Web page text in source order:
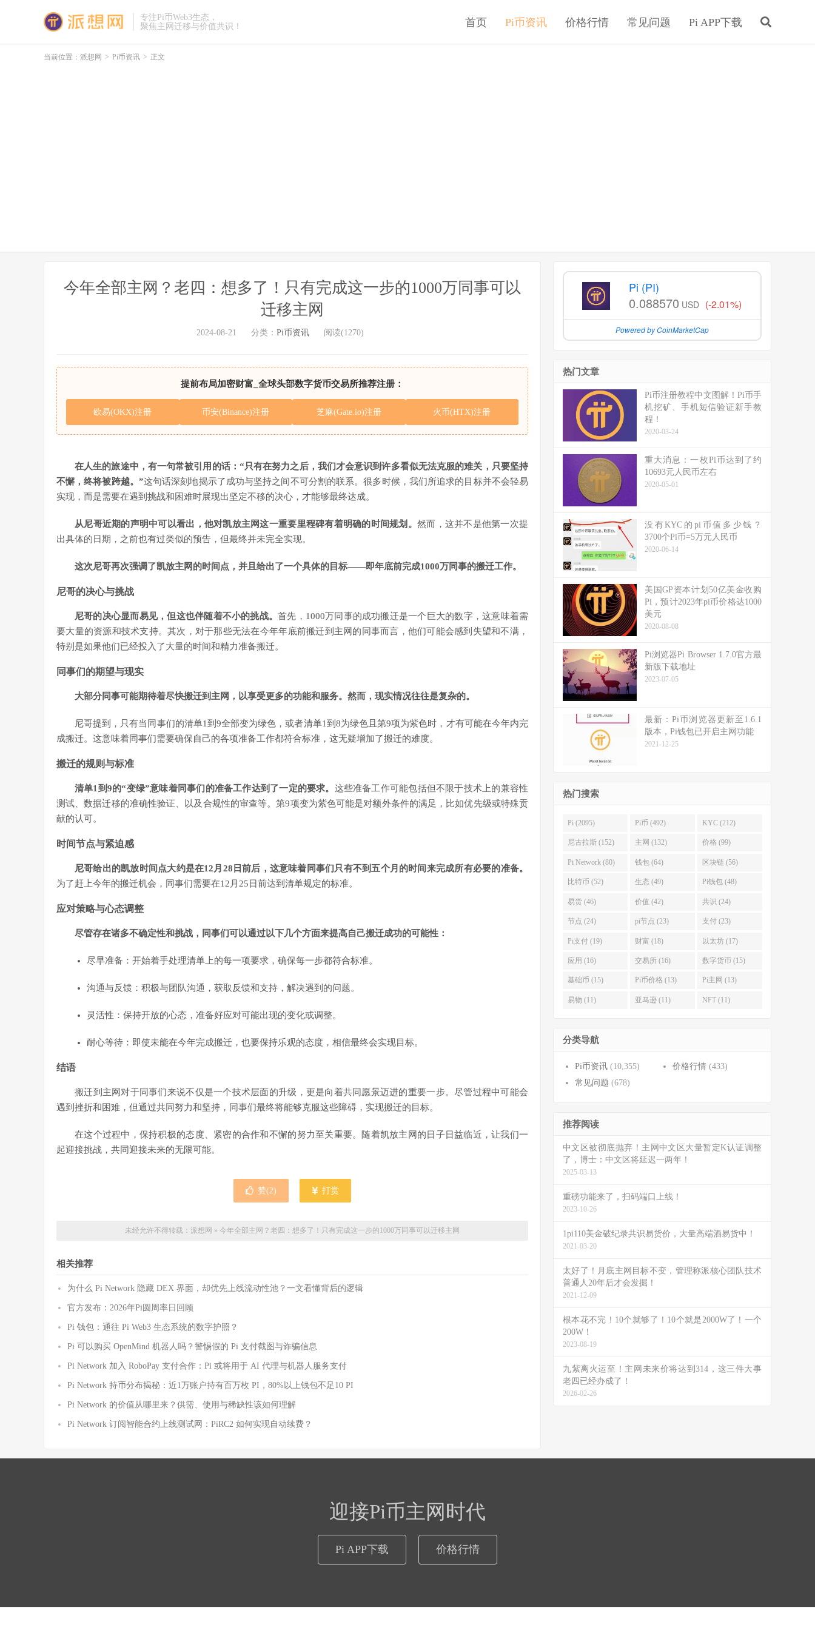
专注Pi币Web3生态，
聚焦主网迁移与价值共识！
首页 Pi币资讯 价格行情 常见问题 Pi APP下载
当前位置： 派想网 > Pi币资讯 > 正文
今年全部主网？老四：想多了！只有完成这一步的1000万同事可以
迁移主网
2024-08-21 分类： Pi币资讯 阅读(1270)
提前布局加密财富_全球头部数字货币交易所推荐注册：
欧易(OKX)注册 币安(Binance)注册 芝麻(Gate.io)注册 火币(HTX)注册
在人生的旅途中，有一句常被引用的话：“只有在努力之后，我们才会意识到许多看似无法克服的难关，只要坚持
不懈，终将被跨越。”这句话深刻地揭示了成功与坚持之间不可分割的联系。很多时候，我们所追求的目标并不会轻易
实现，而是需要在遇到挑战和困难时展现出坚定不移的决心，才能够最终达成。
从尼哥近期的声明中可以看出，他对凯放主网这一重要里程碑有着明确的时间规划。然而，这并不是他第一次提
出具体的日期，之前也有过类似的预告，但最终并未完全实现。
这次尼哥再次强调了凯放主网的时间点，并且给出了一个具体的目标——即年底前完成1000万同事的搬迁工作。
尼哥的决心与挑战
尼哥的决心显而易见，但这也伴随着不小的挑战。首先，1000万同事的成功搬迁是一个巨大的数字，这意味着需
要大量的资源和技术支持。其次，对于那些无法在今年年底前搬迁到主网的同事而言，他们可能会感到失望和不满，
特别是如果他们已经投入了大量的时间和精力准备搬迁。
同事们的期望与现实
大部分同事可能期待着尽快搬迁到主网，以享受更多的功能和服务。然而，现实情况往往是复杂的。
尼哥提到，只有当同事们的清单1到9全部变为绿色，或者清单1到8为绿色且第9项为紫色时，才有可能在今年内完
成搬迁。这意味着同事们需要确保自己的各项准备工作都符合标准，这无疑增加了搬迁的难度。
搬迁的规则与标准
清单1到9的“变绿”意味着同事们的准备工作达到了一定的要求。 这些准备工作可能包括但不限于技术上的兼容性
测试、数据迁移的准确性验证、以及合规性的审查等。第9项变为紫色可能是对额外条件的满足，比如优先级或特殊贡
献的认可。
时间节点与紧迫感
尼哥给出的凯放时间点大约是在12月28日前后，这意味着同事们只有不到五个月的时间来完成所有必要的准备。
为了赶上今年的搬迁机会，同事们需要在12月25日前达到清单规定的标准。
应对策略与心态调整
尽管存在诸多不确定性和挑战，同事们可以通过以下几个方面来提高自己搬迁成功的可能性：
尽早准备：开始着手处理清单上的每一项要求，确保每一步都符合标准。
沟通与反馈：积极与团队沟通，获取反馈和支持，解决遇到的问题。
灵活性：保持开放的心态，准备好应对可能出现的变化或调整。
耐心等待：即使未能在今年完成搬迁，也要保持乐观的态度，相信最终会实现目标。
结语
搬迁到主网对于同事们来说不仅是一个技术层面的升级，更是向着共同愿景迈进的重要一步。尽管过程中可能会
遇到挫折和困难，但通过共同努力和坚持，同事们最终将能够克服这些障碍，实现搬迁的目标。
在这个过程中，保持积极的态度、紧密的合作和不懈的努力至关重要。随着凯放主网的日子日益临近，让我们一
起迎接挑战，共同迎接未来的无限可能。
赞(2) 打赏
未经允许不得转载： 派想网 » 今年全部主网？老四：想多了！只有完成这一步的1000万同事可以迁移主网
相关推荐
为什么 Pi Network 隐藏 DEX 界面，却优先上线流动性池？一文看懂背后的逻辑
官方发布：2026年Pi圆周率日回顾
Pi 钱包：通往 Pi Web3 生态系统的数字护照？
Pi 可以购买 OpenMind 机器人吗？警惕假的 Pi 支付截图与诈骗信息
Pi Network 加入 RoboPay 支付合作：Pi 或将用于 AI 代理与机器人服务支付
Pi Network 持币分布揭秘：近1万账户持有百万枚 PI，80%以上钱包不足10 PI
Pi Network 的价值从哪里来？供需、使用与稀缺性该如何理解
Pi Network 订阅智能合约上线测试网：PiRC2 如何实现自动续费？
Pi (PI)
0.088570 USD (-2.01%)
Powered by CoinMarketCap
热门文章
Pi币注册教程中文图解！Pi币手
机挖矿、手机短信验证新手教
程！
2020-03-24
重大消息：一枚Pi币达到了约
10693元人民币左右
2020-05-01
没有KYC的pi币值多少钱？
3700个Pi币=5万元人民币
2020-06-14
美国GP资本计划50亿美金收购
Pi，预计2023年pi币价格达1000
美元
2020-08-08
Pi浏览器Pi Browser 1.7.0官方最
新版下载地址
2023-07-05
最新：Pi币浏览器更新至1.6.1
版本，Pi钱包已开启主网功能
2021-12-25
热门搜索
Pi (2095) Pi币 (492) KYC (212)
尼古拉斯 (152) 主网 (132) 价格 (99)
Pi Network (80) 钱包 (64) 区块链 (56)
比特币 (52) 生态 (49) Pi钱包 (48)
易货 (46) 价值 (42) 共识 (24)
节点 (24) pi节点 (23) 支付 (23)
Pi支付 (19) 财富 (18) 以太坊 (17)
应用 (16) 交易所 (16) 数字货币 (15)
基础币 (15) Pi币价格 (13) Pi主网 (13)
易物 (11) 亚马逊 (11) NFT (11)
分类导航
Pi币资讯 (10,355) 价格行情 (433)
常见问题 (678)
推荐阅读
中文区被彻底抛弃！主网中文区大量暂定K认证调整
了，博士：中文区将延迟一两年！
2025-03-13
重磅功能来了，扫码端口上线！
2023-10-26
1pi110美金破纪录共识易货价，大量高端酒易货中！
2021-03-20
太好了！月底主网目标不变，管理称派核心团队技术
普通人20年后才会发掘！
2021-12-09
根本花不完！10个就够了！10个就是2000W了！一个
200W！
2023-08-19
九紫离火运至！主网未来价将达到314，这三件大事
老四已经办成了！
2026-02-26
迎接Pi币主网时代
Pi APP下载 价格行情